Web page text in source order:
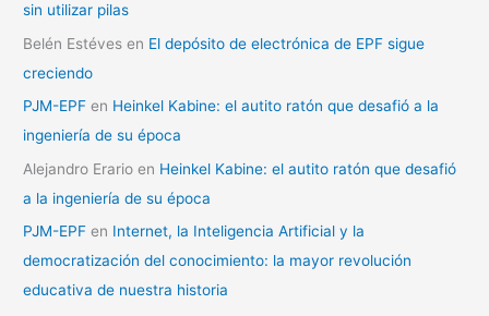
sin utilizar pilas
Belén Estéves en El depósito de electrónica de EPF sigue
creciendo
PJM-EPF en Heinkel Kabine: el autito ratón que desafió a la
ingeniería de su época
Alejandro Erario en Heinkel Kabine: el autito ratón que desafió
a la ingeniería de su época
PJM-EPF en Internet, la Inteligencia Artificial y la
democratización del conocimiento: la mayor revolución
educativa de nuestra historia